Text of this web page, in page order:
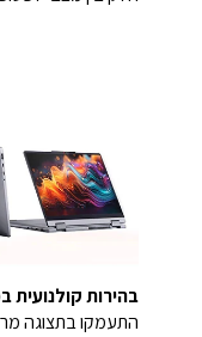
בהירות קולנועית
התעמקו בתצוגה